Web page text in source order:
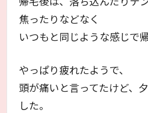
焦ったりなどなく
いつもと同じような感じで
やっぱり疲れたようで、
頭が痛いと言ってたけど、
した。